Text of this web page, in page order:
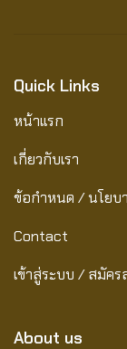
Quick Links
หน้าแรก
เกี่ยวกับเรา
ข้อกำหนด / นโยบ
Contact
เข้าสู่ระบบ / สมัคร
About us